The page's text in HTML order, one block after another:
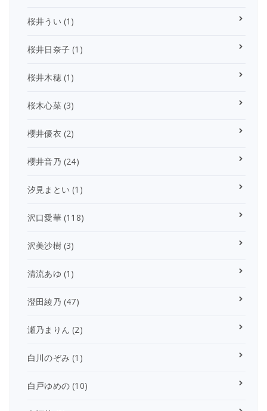
桜井うい (1)
桜井日奈子 (1)
桜井木穂(1)
桜木心菜(3)
櫻井優衣 (2)
櫻井音乃 (24)
汐見まとい (1)
沢口愛華(118)
沢美沙樹(3)
清流あゆ (1)
澄田綾乃 (47)
瀬乃まりん (2)
白川のぞみ (1)
白戸ゆめの (10)